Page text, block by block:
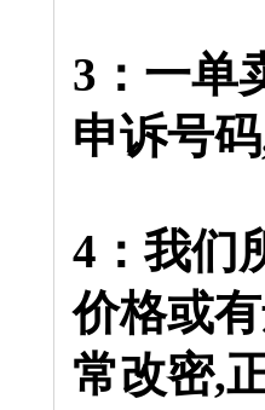
3：一单
申诉号
4：我们
价格或
常改密,